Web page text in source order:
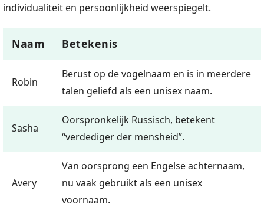
individualiteit en persoonlijkheid weerspiegelt.
Naam Betekenis
Robin
Berust op de vogelnaam en is in meerdere
talen geliefd als een unisex naam.
Sasha
Oorspronkelijk Russisch, betekent
“verdediger der mensheid”.
Avery
Van oorsprong een Engelse achternaam,
nu vaak gebruikt als een unisex
voornaam.